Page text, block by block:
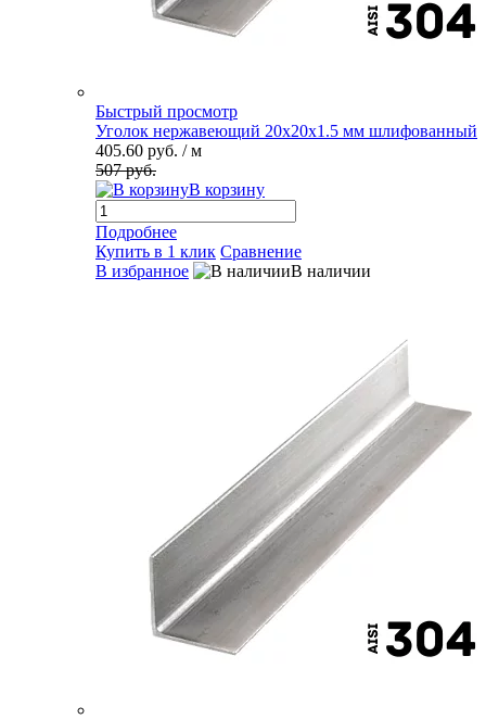
Быстрый просмотр
Уголок нержавеющий 20х20х1.5 мм шлифованный
405.60 руб. / м
507 руб.
В корзину
Подробнее
Купить в 1 клик Сравнение
В избранное
В наличии